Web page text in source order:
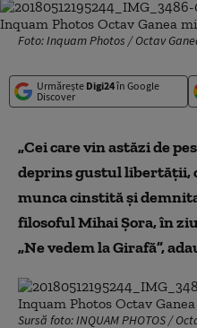
Foto: Inquam Photos / Octav
Urmărește Digi24în Google
Discover
„Cei care vin astăzi de
deprins gustul libertății,
munca cinstită și
filosoful Mihai Șora, în
„Ne vedem la Girafă”,
Sursă foto: INQUAM PHOTOS /